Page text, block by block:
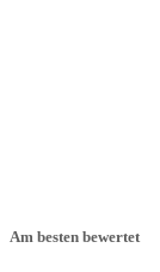
Am besten bewertet